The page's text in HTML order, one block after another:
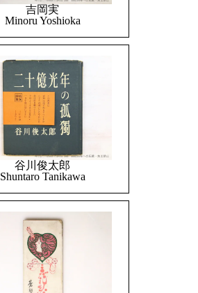
吉岡実
Minoru Yoshioka
谷川俊太郎
Shuntaro Tanikawa